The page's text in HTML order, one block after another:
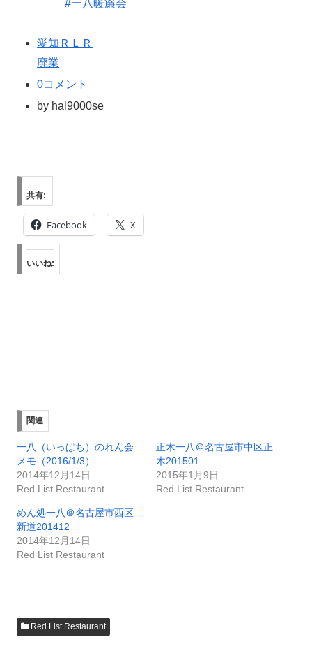
#一八暖簾会
愛知ＲＬＲ
廃業
0コメント
by hal9000se
共有:
Facebook X
いいね:
関連
一八（いっぱち）のれん会
メモ（2016/1/3）
2014年12月14日
Red List Restaurant
正木一八＠名古屋市中区正
木201501
2015年1月9日
Red List Restaurant
めん処一八＠名古屋市西区
新道201412
2014年12月14日
Red List Restaurant
Red List Restaurant